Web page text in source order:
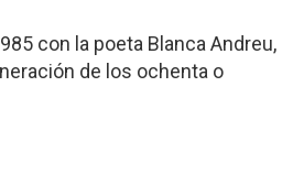
con la poeta Blanca Andreu,
de los ochenta o